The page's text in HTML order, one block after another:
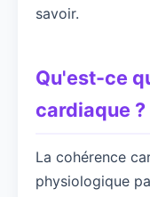
savoir.
Qu'est-ce
cardiaque ?
La cohérence
physiologique